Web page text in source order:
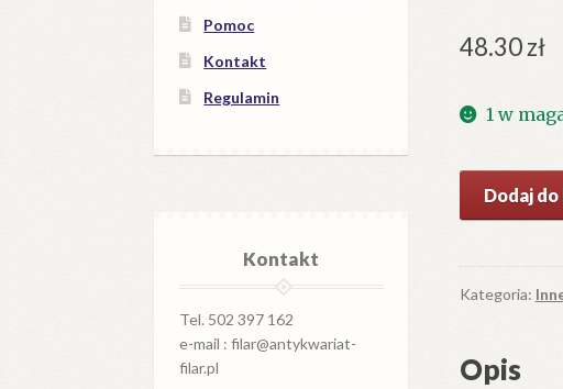
48.30zł
1 w
Nysa
Dodaj
Kategoria:
Opis
Pomoc
Kontakt
Regulamin
Kontakt
Tel. 502 397 162
e-mail : filar@antykwariat-
filar.pl